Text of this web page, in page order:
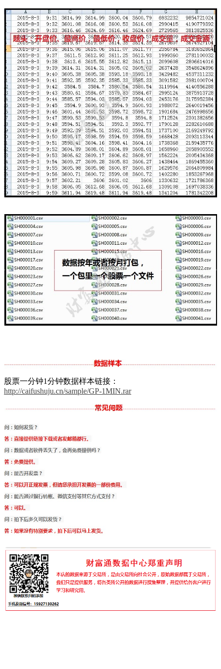
股票一分钟1分钟数据样本链接：
http://caifushuju.cn/sample/GP-1MIN.rar